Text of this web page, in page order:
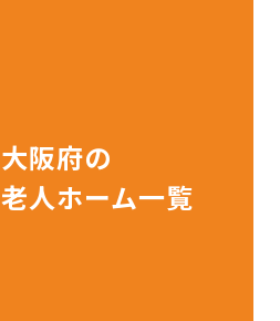
大阪府の
老人ホーム一覧